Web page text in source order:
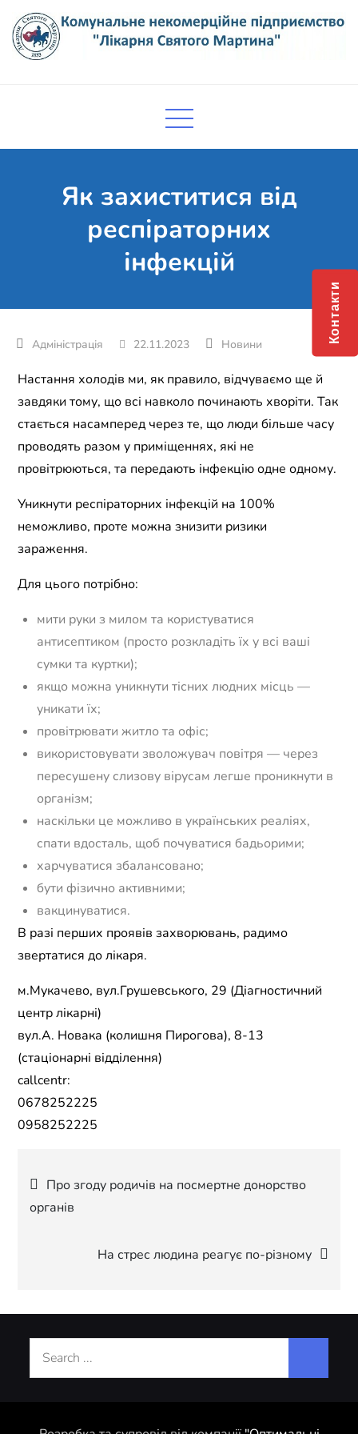
content
підприємство "Лікарня Святого
Як захиститися від
респіраторних
інфекцій
22.11.2023 Новини
Настання холодів ми, як правило, відчуваємо ще й
завдяки тому, що всі навколо починають хворіти. Так
стається насамперед через те, що люди більше часу
проводять разом у приміщеннях, які не
провітрюються, та передають інфекцію одне одному.
Уникнути респіраторних інфекцій на 100%
неможливо, проте можна знизити ризики
зараження.
Для цього потрібно:
мити руки з милом та користуватися
антисептиком (просто розкладіть їх у всі ваші
сумки та куртки);
якщо можна уникнути тісних людних місць —
уникати їх;
провітрювати житло та офіс;
використовувати зволожувач повітря — через
пересушену слизову вірусам легше проникнути в
організм;
наскільки це можливо в українських реаліях,
спати вдосталь, щоб почуватися бадьорими;
харчуватися збалансовано;
бути фізично активними;
вакцинуватися.
В разі перших проявів захворювань, радимо
звертатися до лікаря.
м.Мукачево, вул.Грушевського, 29 (Діагностичний
центр лікарні)
вул.А. Новака (колишня Пирогова), 8-13
(стаціонарні відділення)
callcentr:
0678252225
0958252225
Навігація
записів
Про згоду родичів на посмертне донорство
органів
На стрес людина реагує по-різному
Search
Контакти